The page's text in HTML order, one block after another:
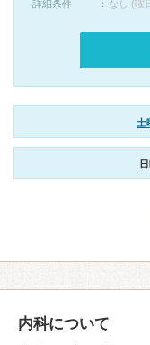
詳細条件
なし (曜
土
内科について